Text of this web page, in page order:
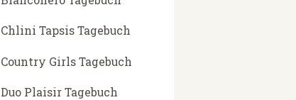
Chlini Tapsis Tagebuch
Country Girls Tagebuch
Duo Plaisir Tagebuch